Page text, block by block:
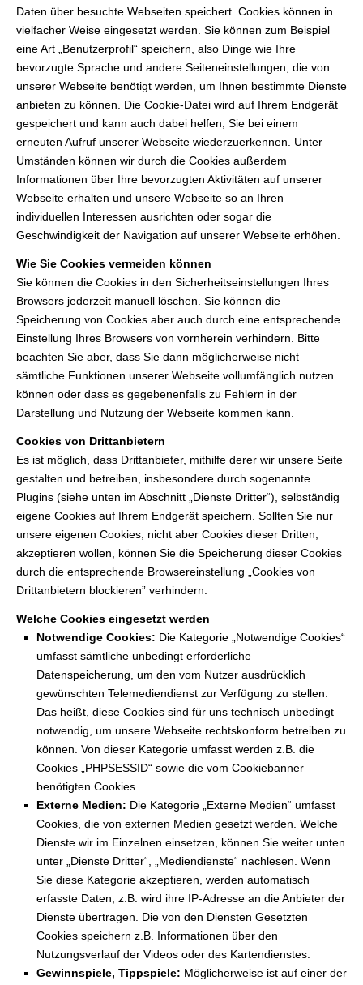
Daten über besuchte Webseiten speichert. Cookies können in
vielfacher Weise eingesetzt werden. Sie können zum Beispiel
eine Art „Benutzerprofil“ speichern, also Dinge wie Ihre
bevorzugte Sprache und andere Seiteneinstellungen, die von
unserer Webseite benötigt werden, um Ihnen bestimmte Dienste
anbieten zu können. Die Cookie-Datei wird auf Ihrem Endgerät
gespeichert und kann auch dabei helfen, Sie bei einem
erneuten Aufruf unserer Webseite wiederzuerkennen. Unter
Umständen können wir durch die Cookies außerdem
Informationen über Ihre bevorzugten Aktivitäten auf unserer
Webseite erhalten und unsere Webseite so an Ihren
individuellen Interessen ausrichten oder sogar die
Geschwindigkeit der Navigation auf unserer Webseite erhöhen.
Wie Sie Cookies vermeiden können
Sie können die Cookies in den Sicherheitseinstellungen Ihres
Browsers jederzeit manuell löschen. Sie können die
Speicherung von Cookies aber auch durch eine entsprechende
Einstellung Ihres Browsers von vornherein verhindern. Bitte
beachten Sie aber, dass Sie dann möglicherweise nicht
sämtliche Funktionen unserer Webseite vollumfänglich nutzen
können oder dass es gegebenenfalls zu Fehlern in der
Darstellung und Nutzung der Webseite kommen kann.
Cookies von Drittanbietern
Es ist möglich, dass Drittanbieter, mithilfe derer wir unsere Seite
gestalten und betreiben, insbesondere durch sogenannte
Plugins (siehe unten im Abschnitt „Dienste Dritter“), selbständig
eigene Cookies auf Ihrem Endgerät speichern. Sollten Sie nur
unsere eigenen Cookies, nicht aber Cookies dieser Dritten,
akzeptieren wollen, können Sie die Speicherung dieser Cookies
durch die entsprechende Browsereinstellung „Cookies von
Drittanbietern blockieren” verhindern.
Welche Cookies eingesetzt werden
Notwendige Cookies: Die Kategorie „Notwendige Cookies“
umfasst sämtliche unbedingt erforderliche
Datenspeicherung, um den vom Nutzer ausdrücklich
gewünschten Telemediendienst zur Verfügung zu stellen.
Das heißt, diese Cookies sind für uns technisch unbedingt
notwendig, um unsere Webseite rechtskonform betreiben zu
können. Von dieser Kategorie umfasst werden z.B. die
Cookies „PHPSESSID“ sowie die vom Cookiebanner
benötigten Cookies.
Externe Medien: Die Kategorie „Externe Medien“ umfasst
Cookies, die von externen Medien gesetzt werden. Welche
Dienste wir im Einzelnen einsetzen, können Sie weiter unten
unter „Dienste Dritter“, „Mediendienste“ nachlesen. Wenn
Sie diese Kategorie akzeptieren, werden automatisch
erfasste Daten, z.B. wird ihre IP-Adresse an die Anbieter der
Dienste übertragen. Die von den Diensten Gesetzten
Cookies speichern z.B. Informationen über den
Nutzungsverlauf der Videos oder des Kartendienstes.
Gewinnspiele, Tippspiele: Möglicherweise ist auf einer der